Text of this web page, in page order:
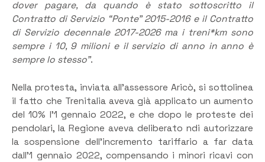
dover pagare, da quando è stato sottoscritto il
Contratto di Servizio “Ponte” 2015-2016 e il Contratto
di Servizio decennale 2017-2026 ma i treni*km sono
sempre i 10, 9 milioni e il servizio di anno in anno è
sempre lo stesso”.
Nella protesta, inviata all’assessore Aricò, si sottolinea
il fatto che Trenitalia aveva già applicato un aumento
del 10% l’1 gennaio 2022, e che dopo le proteste dei
pendolari, la Regione aveva deliberato ndi autorizzare
la sospensione dell’incremento tariffario a far data
dall’1 gennaio 2022, compensando i minori ricavi con